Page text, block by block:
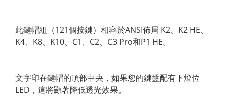
此鍵帽組（121個按鍵）相容於ANSI佈局 K2、K2 HE、
K4、K8、K10、C1、C2、C3 Pro和P1 HE。
文字印在鍵帽的頂部中央，如果您的鍵盤配有下燈位
LED，這將顯著降低透光效果。